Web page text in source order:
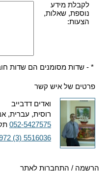
לקבלת מידע
נוספת, שאלות,
הצעות:
* - שדות מסומנים הם שדות
פרטים של איש קשר
ואדים דדבייב
רוסית, עברית,
052-5427575 תקשר
(3) 5516036
הרשמה / התחברות לאתר